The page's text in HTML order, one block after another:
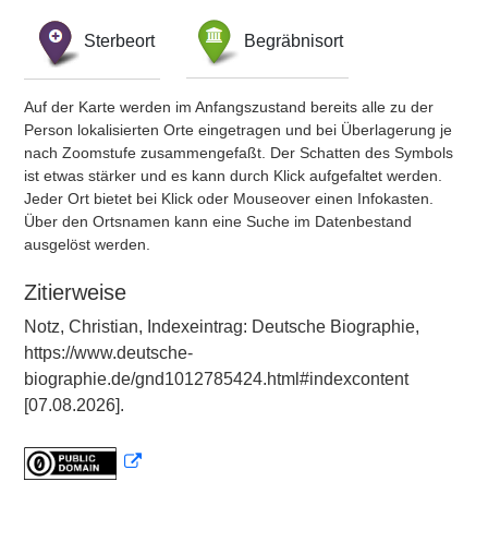
Sterbeort Begräbnisort
Auf der Karte werden im Anfangszustand bereits alle zu der
Person lokalisierten Orte eingetragen und bei Überlagerung je
nach Zoomstufe zusammengefaßt. Der Schatten des Symbols
ist etwas stärker und es kann durch Klick aufgefaltet werden.
Jeder Ort bietet bei Klick oder Mouseover einen Infokasten.
Über den Ortsnamen kann eine Suche im Datenbestand
ausgelöst werden.
Zitierweise
Notz, Christian, Indexeintrag: Deutsche Biographie,
https://www.deutsche-
biographie.de/gnd1012785424.html#indexcontent
[07.08.2026].